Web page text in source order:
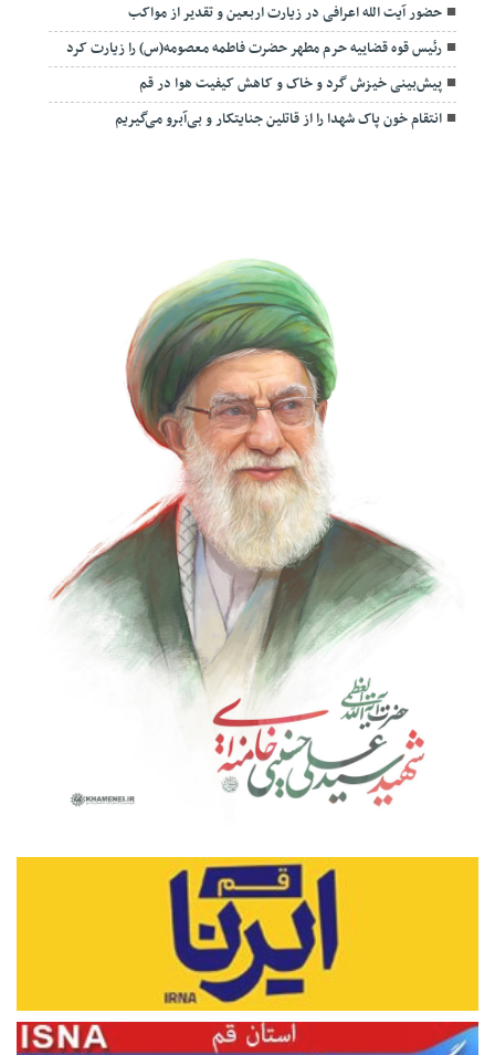
حضور آیت الله اعرافی در زیارت اربعین و تقدیر از مواکب
رئیس قوه قضاییه حرم مطهر حضرت فاطمه معصومه(س) را زیارت کرد
پیش‌بینی خیزش گرد و خاک و کاهش کیفیت هوا در قم
انتقام خون پاک شهدا را از قاتلین جنایتکار و بی‌آبرو می‌گیریم